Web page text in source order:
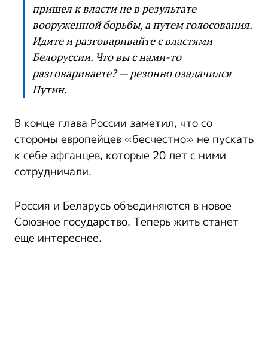
пришел к власти не в результате
вооруженной борьбы, а путем голосования.
Идите и разговаривайте с властями
Белоруссии. Что вы с нами-то
разговариваете? — резонно озадачился
Путин.
В конце глава России заметил, что со
стороны европейцев «бесчестно» не пускать
к себе афганцев, которые 20 лет с ними
сотрудничали.
Россия и Беларусь объединяются в новое
Союзное государство. Теперь жить станет
еще интереснее.